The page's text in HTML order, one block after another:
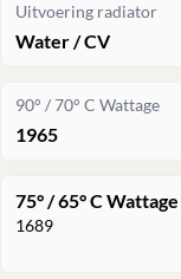
Uitvoering radiator
Water / CV
90° / 70° C Wattage
1965
75° / 65° C Wattage
1689